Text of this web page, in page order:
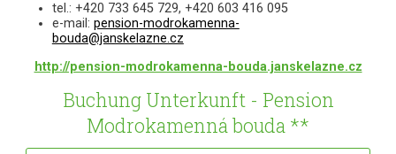
tel.: +420 733 645 729, +420 603 416 095
e-mail: pension-modrokamenna-
bouda@janskelazne.cz
http://pension-modrokamenna-bouda.janskelazne.cz
Buchung Unterkunft - Pension
Modrokamenná bouda **